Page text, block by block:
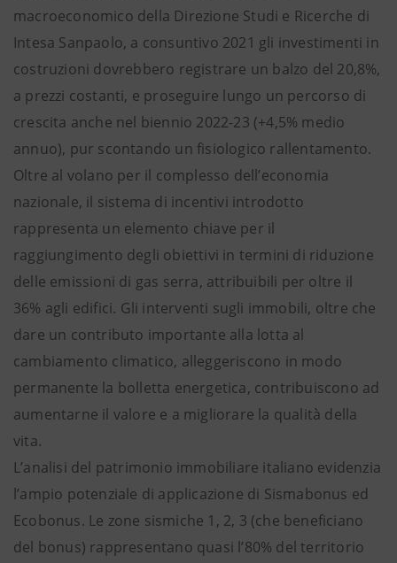
macroeconomico della Direzione Studi e Ricerche di
Intesa Sanpaolo, a consuntivo 2021 gli investimenti in
costruzioni dovrebbero registrare un balzo del 20,8%,
a prezzi costanti, e proseguire lungo un percorso di
crescita anche nel biennio 2022-23 (+4,5% medio
annuo), pur scontando un fisiologico rallentamento.
Oltre al volano per il complesso dell’economia
nazionale, il sistema di incentivi introdotto
rappresenta un elemento chiave per il
raggiungimento degli obiettivi in termini di riduzione
delle emissioni di gas serra, attribuibili per oltre il
36% agli edifici. Gli interventi sugli immobili, oltre che
dare un contributo importante alla lotta al
cambiamento climatico, alleggeriscono in modo
permanente la bolletta energetica, contribuiscono ad
aumentarne il valore e a migliorare la qualità della
vita.
L’analisi del patrimonio immobiliare italiano evidenzia
l’ampio potenziale di applicazione di Sismabonus ed
Ecobonus. Le zone sismiche 1, 2, 3 (che beneficiano
del bonus) rappresentano quasi l’80% del territorio